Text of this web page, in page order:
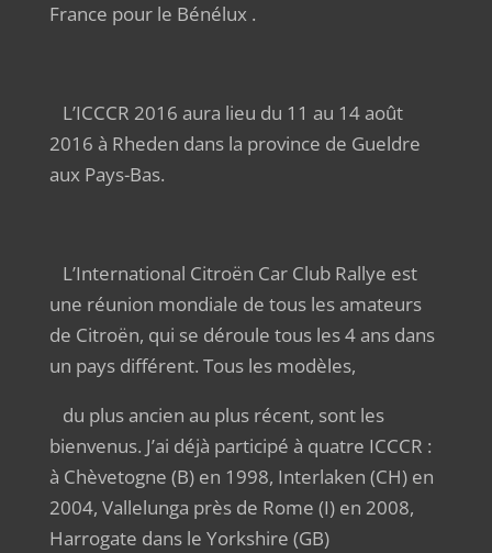
France pour le Bénélux .
L’ICCCR 2016 aura lieu du 11 au 14 août
2016 à Rheden dans la province de Gueldre
aux Pays-Bas.
L’International Citroën Car Club Rallye est
une réunion mondiale de tous les amateurs
de Citroën, qui se déroule tous les 4 ans dans
un pays différent. Tous les modèles,
du plus ancien au plus récent, sont les
bienvenus. J’ai déjà participé à quatre ICCCR :
à Chèvetogne (B) en 1998, Interlaken (CH) en
2004, Vallelunga près de Rome (I) en 2008,
Harrogate dans le Yorkshire (GB)